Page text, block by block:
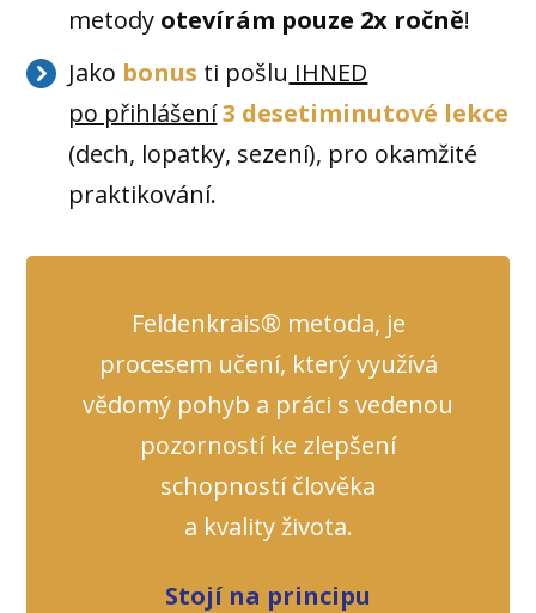
metody otevírám pouze 2x ročně!
Jako bonus ti pošlu IHNED
po přihlášení3 desetiminutové lekce
(dech, lopatky, sezení), pro okamžité
praktikování.
Feldenkrais® metoda, je
procesem učení, který využívá
vědomý pohyb a práci s vedenou
pozorností ke zlepšení
schopností člověka
a kvality života.
Stojí na principu